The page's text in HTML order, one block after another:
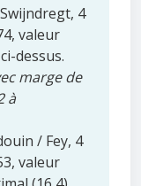
4
valeur
dessus.
marge de
à
/ Fey, 4
valeur